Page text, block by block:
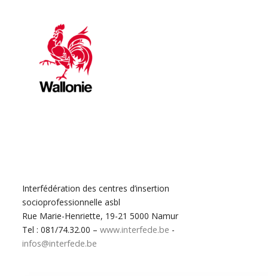
Interfédération des centres d’insertion
socioprofessionnelle asbl
Rue Marie-Henriette, 19-21 5000 Namur
Tel : 081/74.32.00 –www.interfede.be -
infos@interfede.be